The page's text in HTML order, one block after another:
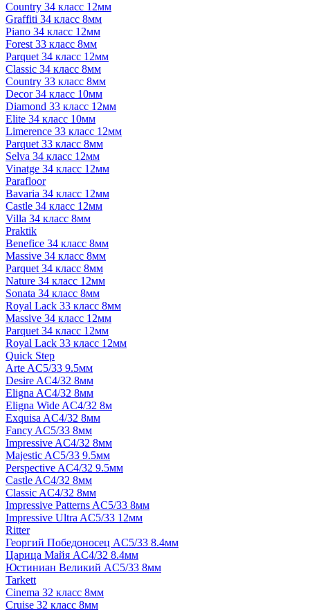
Country 34 класс 12мм
Graffiti 34 класс 8мм
Piano 34 класс 12мм
Forest 33 класс 8мм
Parquet 34 класс 12мм
Classic 34 класс 8мм
Country 33 класс 8мм
Decor 34 класс 10мм
Diamond 33 класс 12мм
Elite 34 класс 10мм
Limerence 33 класс 12мм
Parquet 33 класс 8мм
Selva 34 класс 12мм
Vinatge 34 класс 12мм
Parafloor
Bavaria 34 класс 12мм
Castle 34 класс 12мм
Villa 34 класс 8мм
Praktik
Benefice 34 класс 8мм
Massive 34 класс 8мм
Parquet 34 класс 8мм
Nature 34 класс 12мм
Sonata 34 класс 8мм
Royal Lack 33 класс 8мм
Massive 34 класс 12мм
Parquet 34 класс 12мм
Royal Lack 33 класс 12мм
Quick Step
Arte AC5/33 9.5мм
Desire AC4/32 8мм
Eligna AC4/32 8мм
Eligna Wide AC4/32 8м
Exquisa AC4/32 8мм
Fancy AC5/33 8мм
Impressive AC4/32 8мм
Majestic AC5/33 9.5мм
Perspective AC4/32 9.5мм
Castle AC4/32 8мм
Classic AC4/32 8мм
Impressive Patterns AC5/33 8мм
Impressive Ultra AC5/33 12мм
Ritter
Георгий Победоносец AC5/33 8.4мм
Царица Майя AC4/32 8.4мм
Юстиниан Великий AC5/33 8мм
Tarkett
Cinema 32 класс 8мм
Cruise 32 класс 8мм